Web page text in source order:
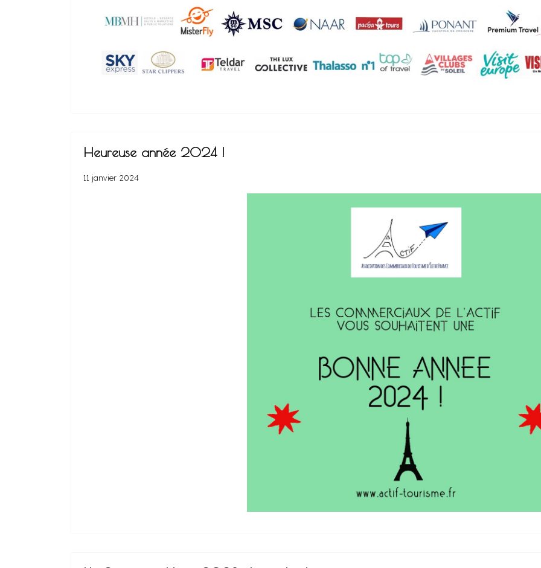
Heureuse année 2024 !
11 janvier 2024